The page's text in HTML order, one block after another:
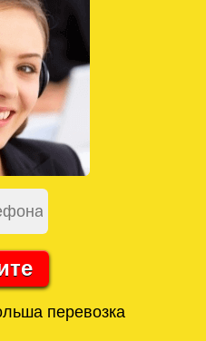
перевозка